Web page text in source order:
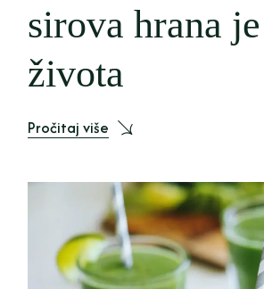
sirova hrana
života
Pročitaj više